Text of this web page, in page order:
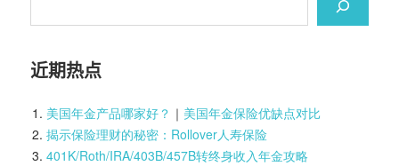
近期热点
美国年金产品哪家好？ ｜ 美国年金保险优缺点对比
揭示保险理财的秘密：Rollover人寿保险
401K/Roth/IRA/403B/457B转终身收入年金攻略